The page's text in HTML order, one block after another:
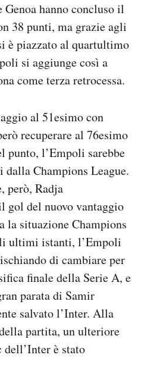
hanno concluso il
38 punti, ma grazie agli
è piazzato al quartultimo
si aggiunge così a
come terza retrocessa.
al 51esimo con
recuperare al 76esimo
punto, l’Empoli sarebbe
Champions League.
però, Radja
gol del nuovo vantaggio
la situazione Champions
ultimi istanti, l’Empoli
di cambiare per
finale della Serie A, e
parata di Samir
salvato l’Inter. Alla
partita, un ulteriore
è stato